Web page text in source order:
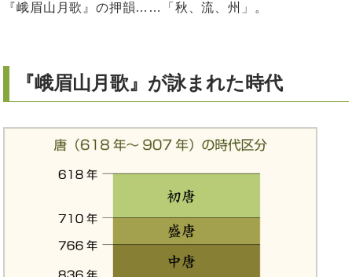
『峨眉山月歌』の押韻……「秋、流、州」。
『峨眉山月歌』が詠まれた時代